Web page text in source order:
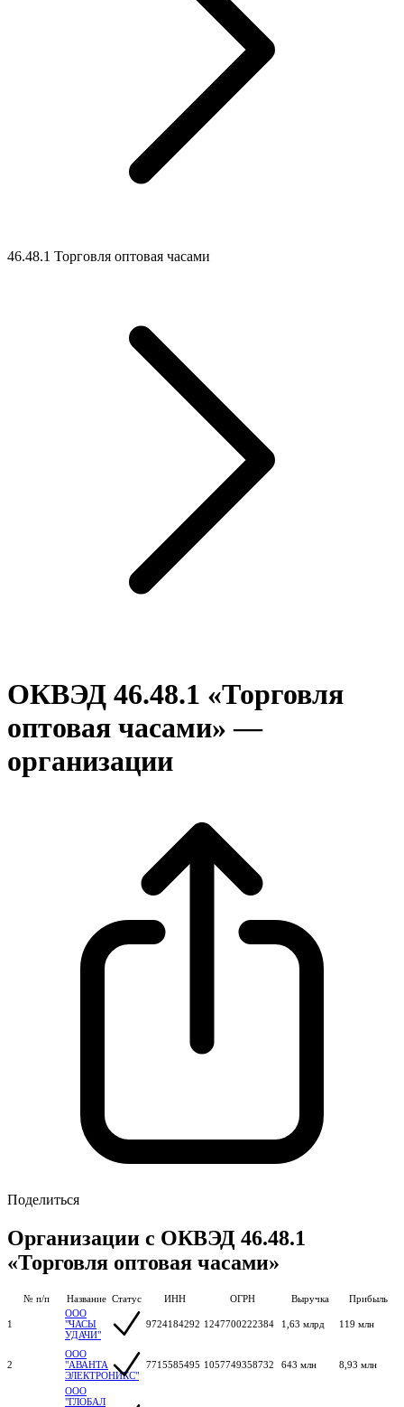
46.48.1 Торговля оптовая часами
ОКВЭД 46.48.1 «Торговля
оптовая часами» —
организации
Поделиться
Организации с ОКВЭД 46.48.1
«Торговля оптовая часами»
№ п/п Название Статус ИНН ОГРН Выручка Прибыль
1
ООО
"ЧАСЫ
УДАЧИ"
9724184292 1247700222384 1,63 млрд 119 млн
2
ООО
"АВАНТА
ЭЛЕКТРОНИКС"
7715585495 1057749358732 643 млн 8,93 млн
ООО
"ГЛОБАЛ